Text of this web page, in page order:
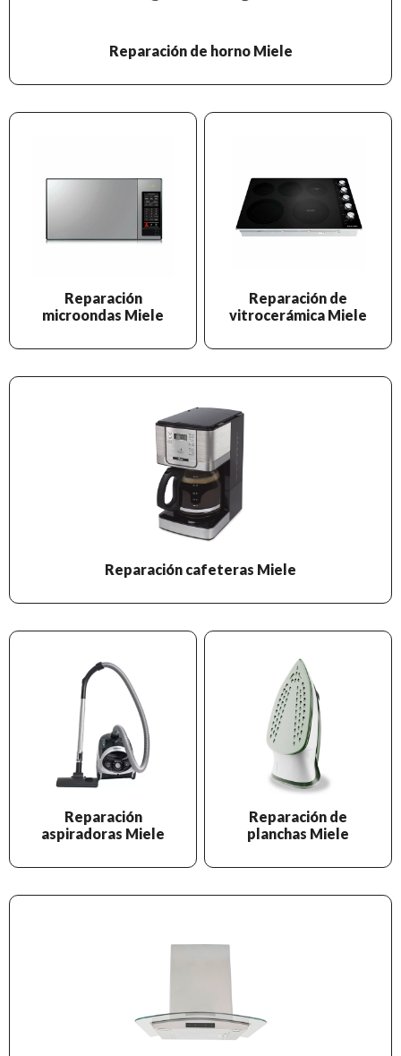
Reparación de horno Miele
Reparación
microondas Miele
Reparación de
vitrocerámica Miele
Reparación cafeteras Miele
Reparación
aspiradoras Miele
Reparación de
planchas Miele